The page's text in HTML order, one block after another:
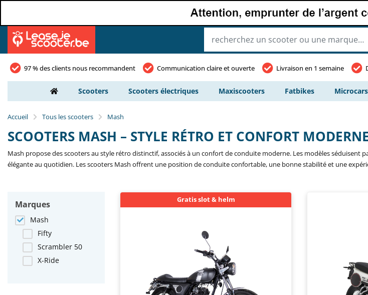
97 % des clients nous recommandent Communication claire et ouverte Livraison en 1 semaine
Scooters Scooters électriques Maxiscooters Fatbikes Microcars
Accueil Tous les scooters Mash
SCOOTERS MASH – STYLE RÉTRO ET CONFORT MODERNE
Mash propose des scooters au style rétro distinctif, associés à un confort de conduite moderne. Les modèles
élégante au quotidien. Les scooters Mash offrent une position de conduite confortable, une bonne stabilité et une
Marques
Mash
Fifty
Scrambler 50
X-Ride
Gratis slot & helm